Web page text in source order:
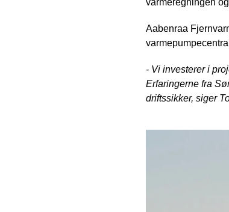
varmeregningen
Aabenraa
- Vi investerer i
Erfaringerne fra
driftssikker, siger